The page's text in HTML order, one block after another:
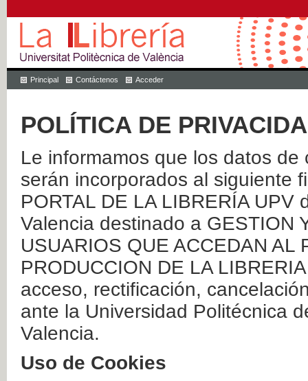
Principal Contáctenos Acceder
POLÍTICA DE
Le informamos que los datos
serán incorporados al siguiente
PORTAL DE LA LIBRERÍA
Valencia destinado a GESTION
USUARIOS QUE ACCEDAN AL
PRODUCCION DE LA
acceso, rectificación,
ante la Universidad Politécnica
Valencia.
Uso de Cookies